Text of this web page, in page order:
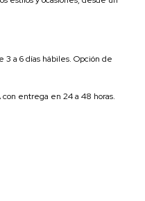
3 a 6 días hábiles. Opción de
entrega en 24 a 48 horas.